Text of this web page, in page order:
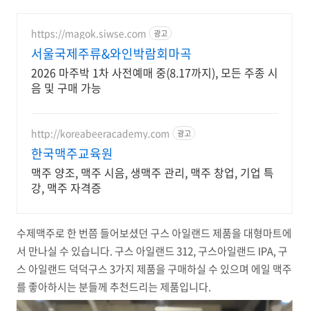
https://magok.siwse.com 광고
서울국제주류&와인박람회마곡
2026 마주박 1차 사전예매 중(8.17까지), 모든 주종 시
음 및 구매 가능
http://koreabeeracademy.com 광고
한국맥주교육원
맥주 양조, 맥주 시음, 생맥주 관리, 맥주 창업, 기업 특
강, 맥주 자격증
수제맥주로 한 번쯤 들어보셨던 구스 아일랜드 제품을 대형마트에
서 만나실 수 있습니다. 구스 아일랜드 312, 구스아일랜드 IPA, 구
스 아일랜드 덕덕구스 3가지 제품을 구매하실 수 있으며 에일 맥주
를 좋아하시는 분들께 추천드리는 제품입니다.